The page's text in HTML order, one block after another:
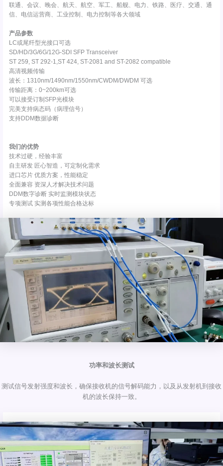
联通、会议、晚会、航天、航空、军工、船舰、电力、铁路、医疗、交通、通
信、电信运营商、工业控制、电力控制等各大领域
产品参数
LC或尾纤型光接口可选
SD/HD/3G/6G/12G-SDI SFP Transceiver
ST 259, ST 292-1,ST 424, ST-2081 and ST-2082 compatible
高清视频传输
波长：1310nm/1490nm/1550nm/CWDM/DWDM 可选
传输距离：0~200km可选
可以接受订制SFP光模块
完美支持病态码（病理信号）
支持DDM数据诊断
我们的优势
技术过硬，经验丰富
自主研发 匠心智造，可定制化需求
进口芯片 优质方案，性能稳定
全面兼容 资深人才解决技术问题
DDM数字诊断 实时监测模块状态
专项测试 实测各项性能合格达标
功率和波长测试
测试信号发射强度和波长，确保接收机的信号解码能力，以及从发射机到接收
机的波长保持一致。